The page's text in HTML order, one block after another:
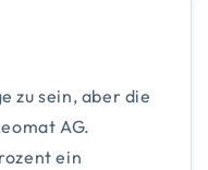
zu sein, aber die
AG.
ein